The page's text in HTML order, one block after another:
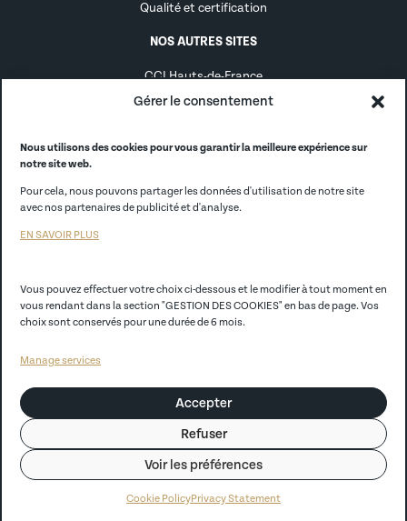
Gérer le consentement
Nous utilisons des cookies pour vous garantir la meilleure expérience sur
notre site web.
Pour cela, nous pouvons partager les données d'utilisation de notre site
avec nos partenaires de publicité et d'analyse.
EN SAVOIR PLUS
Vous pouvez effectuer votre choix ci-dessous et le modifier à tout moment en
vous rendant dans la section "GESTION DES COOKIES" en bas de page. Vos
choix sont conservés pour une durée de 6 mois.
Manage services
Accepter
Refuser
Voir les préférences
Cookie PolicyPrivacy Statement
Qualité et certification
NOS AUTRES SITES
CCI Hauts-de-France
Alumni
CCI Store
Politique de confidentialité
CGV
Règlement Intérieur
Convention de prêt d’ordinateur portable Conditions générales
Handicap